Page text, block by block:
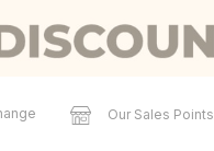
Our Sales Points